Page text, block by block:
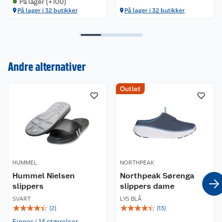
På lager i 32 butikker På lager i 32 butikker
Andre alternativer
HUMMEL
Hummel Nielsen
slippers
SVART
☆☆☆☆☆ (2)
Outlet
NORTHPEAK
Northpeak Sørenga
slippers dame
LYS BLÅ
☆☆☆☆☆ (13)
Nyheter
Våre butikker
Våre merkevarer
Coop kjeder
Ledige stillinger
Kundeservice
Angre- og returrett
Reklamasjon og garanti
Ofte stilte spørsmål
Betalingsalternativer
Leveringsalternativer
Åpent kjøp